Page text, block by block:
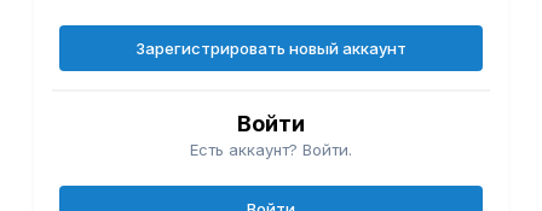
Зарегистрировать новый аккаунт
Войти
Есть аккаунт? Войти.